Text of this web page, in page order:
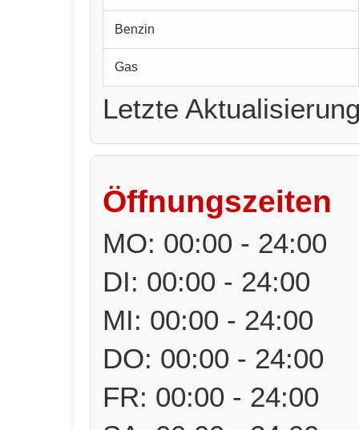
Benzin
Gas
Letzte
Öffnungszeiten
MO: 00:00 - 24:00
DI: 00:00 - 24:00
MI: 00:00 - 24:00
DO: 00:00 - 24:00
FR: 00:00 - 24:00